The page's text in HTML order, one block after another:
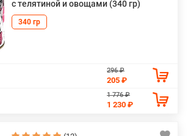
с телятиной и овощами (340 гр)
340 гр
296 ₽
205 ₽
1 776 ₽
1 230 ₽